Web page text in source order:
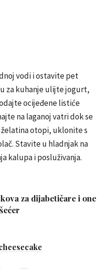
vodi i ostavite pet
za kuhanje ulijte jogurt,
ocijeđene listiće
na laganoj vatri dok se
otopi, uklonite s
Stavite u hladnjak na
kalupa i posluživanja.
za dijabetičare i one